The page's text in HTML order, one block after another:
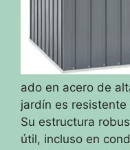
ado en acero de
jardín es
Su estructura
útil, incluso en